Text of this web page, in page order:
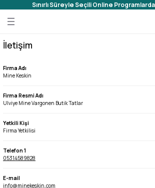
Sınırlı Süreyle Seçili Online
Geri Dön
Geri Dön
İletişim
Firma Adı
Mine Keskin
Firma Resmi Adı
Ulviye Mine Vargonen Butik Tatlar
Yetkili Kişi
Firma Yetkilisi
Telefon 1
05314589828
E-mail
info@minekeskin.com